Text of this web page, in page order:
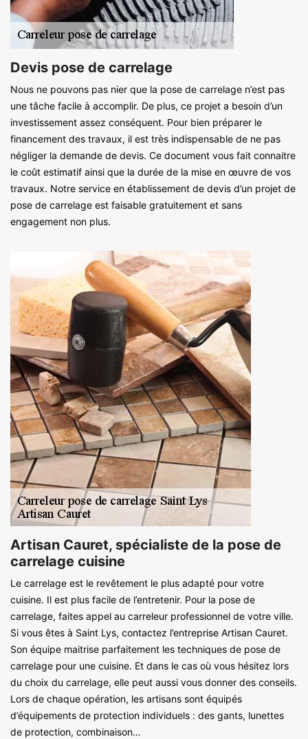
Devis pose de carrelage
Nous ne pouvons pas nier que la pose de carrelage n’est pas
une tâche facile à accomplir. De plus, ce projet a besoin d’un
investissement assez conséquent. Pour bien préparer le
financement des travaux, il est très indispensable de ne pas
négliger la demande de devis. Ce document vous fait connaitre
le coût estimatif ainsi que la durée de la mise en œuvre de vos
travaux. Notre service en établissement de devis d’un projet de
pose de carrelage est faisable gratuitement et sans
engagement non plus.
Artisan Cauret, spécialiste de la pose de
carrelage cuisine
Le carrelage est le revêtement le plus adapté pour votre
cuisine. Il est plus facile de l’entretenir. Pour la pose de
carrelage, faites appel au carreleur professionnel de votre ville.
Si vous êtes à Saint Lys, contactez l’entreprise Artisan Cauret.
Son équipe maitrise parfaitement les techniques de pose de
carrelage pour une cuisine. Et dans le cas où vous hésitez lors
du choix du carrelage, elle peut aussi vous donner des conseils.
Lors de chaque opération, les artisans sont équipés
d’équipements de protection individuels : des gants, lunettes
de protection, combinaison…